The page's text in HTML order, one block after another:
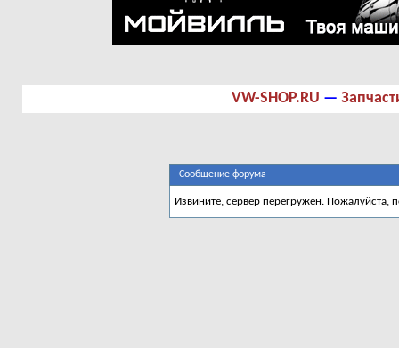
VW-SHOP.RU —
Сообщение форума
Извините, сервер перегружен. Пожалуйста,